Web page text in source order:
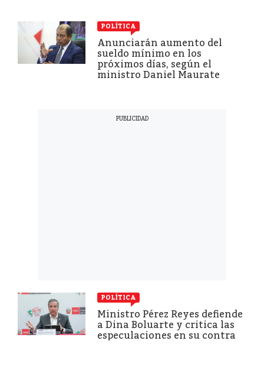
POLÍTICA
Anunciarán aumento del
sueldo mínimo en los
próximos días, según el
ministro Daniel Maurate
POLÍTICA
Ministro Pérez Reyes defiende
a Dina Boluarte y critica las
especulaciones en su contra